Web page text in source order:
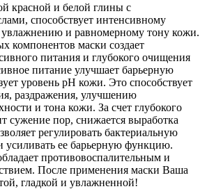
красной и белой глины с
способствует интенсивному
и равномерному тону кожи.
компонентов маски создает
питания и глубокого очищения
питание улучшает барьерную
уровень pH кожи. Это способствует
раздражения, улучшению
и тона кожи. За счет глубокого
сужение пор, снижается выработка
регулировать бактериальную
усиливать ее барьерную функцию.
противовоспалительным и
После применения маски Ваша
гладкой и увлажненной!